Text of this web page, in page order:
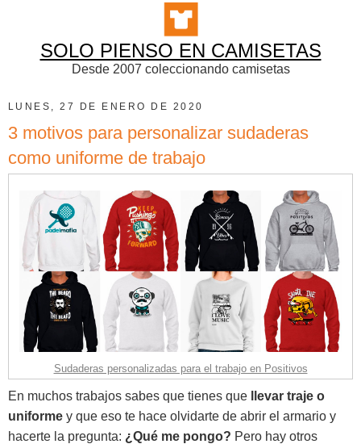
SOLO PIENSO EN CAMISETAS
Desde 2007 coleccionando camisetas
LUNES, 27 DE ENERO DE 2020
3 motivos para personalizar sudaderas
como uniforme de trabajo
Sudaderas personalizadas para el trabajo en Positivos
En muchos trabajos sabes que tienes que
llevar traje o
uniforme y que eso te hace olvidarte de abrir el armario y
hacerte la pregunta: ¿Qué me pongo? Pero hay otros